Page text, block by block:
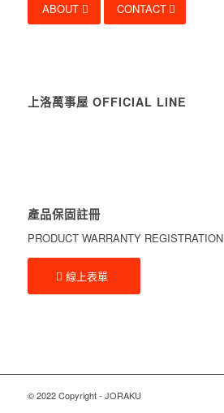
ABOUT CONTACT
上洛萬事屋 OFFICIAL LINE
產品保固註冊
PRODUCT WARRANTY REGISTRATION
線上表單
© 2022 Copyright - JORAKU